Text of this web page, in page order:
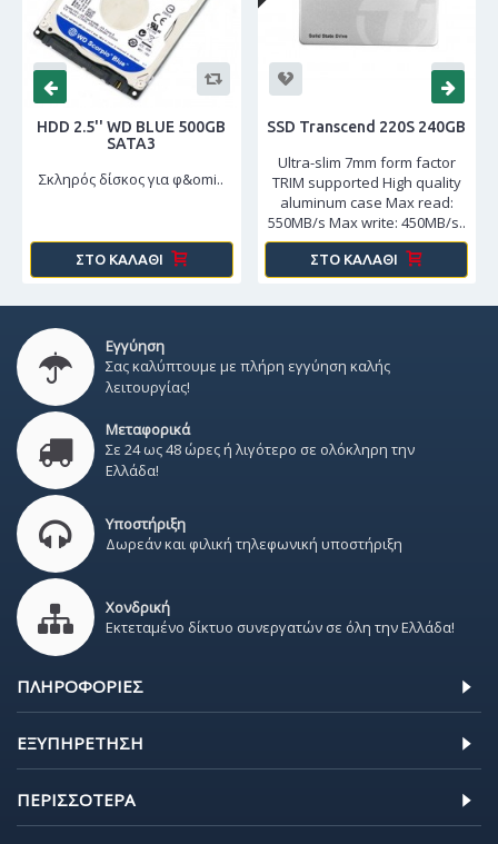
HDD 2.5'' WD BLUE 500GB
SATA3
Σκληρός δίσκος για φ&omi..
ΣΤΟ ΚΑΛΆΘΙ
SSD Transcend 220S 240GB
Ultra-slim 7mm form factor
TRIM supported High quality
aluminum case Max read:
550MB/s Max write: 450MB/s..
ΣΤΟ ΚΑΛΆΘΙ
Εγγύηση
Σας καλύπτουμε με πλήρη εγγύηση καλής
λειτουργίας!
Μεταφορικά
Σε 24 ως 48 ώρες ή λιγότερο σε ολόκληρη την
Ελλάδα!
Υποστήριξη
Δωρεάν και φιλική τηλεφωνική υποστήριξη
Χονδρική
Εκτεταμένο δίκτυο συνεργατών σε όλη την Ελλάδα!
ΠΛΗΡΟΦΟΡΊΕΣ
ΕΞΥΠΗΡΈΤΗΣΗ
ΠΕΡΙΣΣΌΤΕΡΑ